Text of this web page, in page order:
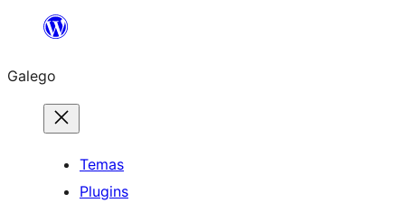
Saltar
contido
Galego
Temas
Plugins